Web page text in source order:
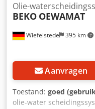
Wiefelstede 395 km
Olie-
BEKO OEWAMAT
Aanvragen
Toestand: goed
olie-water